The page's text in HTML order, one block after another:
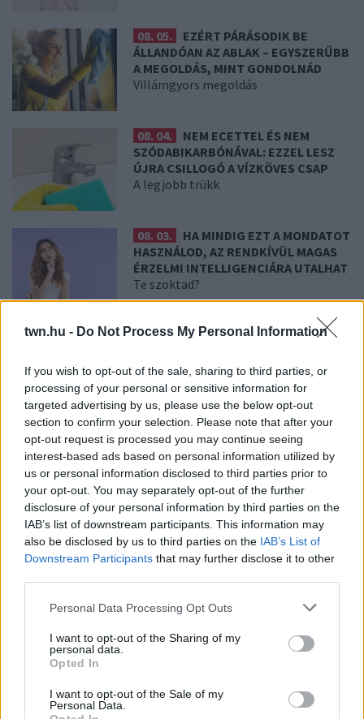
twn.hu - Do Not Process My Personal Information
If you wish to opt-out of the sale, sharing to third parties, or
processing of your personal or sensitive information for
targeted advertising by us, please use the below opt-out
section to confirm your selection. Please note that after your
opt-out request is processed you may continue seeing
interest-based ads based on personal information utilized by
us or personal information disclosed to third parties prior to
your opt-out. You may separately opt-out of the further
disclosure of your personal information by third parties on the
IAB’s list of downstream participants. This information may
also be disclosed by us to third parties on the IAB’s List of
Downstream Participants that may further disclose it to other
Please note that this website/app uses one or more Google
not limited to your visit or usage behaviour. You may click to
grant or deny consent to Google and its third-party tags to
use your data for below specified purposes in below Google
consent section.
Personal Data Processing Opt Outs
I want to opt-out of the Sharing of my
personal data.
Opted In
I want to opt-out of the Sale of my
Personal Data.
08. 05.
EZÉRT PÁRÁSODIK BE
ÁLLANDÓAN AZ ABLAK – EGYSZERŰBB
A MEGOLDÁS, MINT GONDOLNÁD
Villámgyors megoldás
08. 04.
NEM ECETTEL ÉS NEM
SZÓDABIKARBÓNÁVAL: EZZEL LESZ
ÚJRA CSILLOGÓ A VÍZKÖVES CSAP
A legjobb trükk
08. 03.
HA MINDIG EZT A MONDATOT
HASZNÁLOD, AZ RENDKÍVÜL MAGAS
ÉRZELMI INTELLIGENCIÁRA UTALHAT
Te szoktad?
08. 02.
SOKAN ROSSZUL TÁROLJÁK A GYÓGYSZEREIKET –
Érdemes odafigyelni rá
08. 01.
EGYRE TÖBB FIATALNÁL JELENTKEZIK EZ A
VITAMINHIÁNY – ILYEN JELEKRE FIGYELJ
Erre figyelj!
NEM A CITROMSAV, AZ ECET VAGY A
SZÓDABIKARBÓNA A LEGERŐSEBB: EZT HASZNÁLJÁK A
SZÁLLODÁKBAN A VÍZKŐ ELLEN
Ez a szer tényleg eltünteti a vízkövet
07. 31.
HAGYD A SÓT: EGY CSIPET EBBŐL A FŐZŐVÍZBE,
ÉS SOKKAL FINOMABB LESZ A FŐTT KRUMPLI
Titkos hozzávaló
Károly király